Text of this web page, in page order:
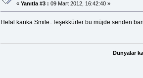
« Yanıtla #3 : 09 Mart 2012, 16:42:40 »
Helal kanka Smile..Teşekkürler bu müjde senden
Dünyalar